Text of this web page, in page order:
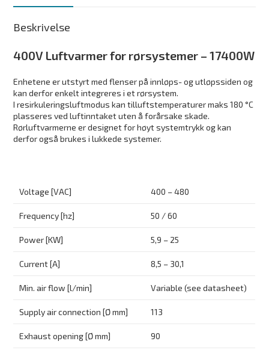
Beskrivelse
400V Luftvarmer for rørsystemer – 17400W
Enhetene er utstyrt med flenser på innløps- og utløpssiden og
kan derfor enkelt integreres i et rørsystem.
I resirkuleringsluftmodus kan tilluftstemperaturer maks 180 °C
plasseres ved luftinntaket uten å forårsake skade.
Rørluftvarmerne er designet for høyt systemtrykk og kan
derfor også brukes i lukkede systemer.
Voltage [VAC] 400 – 480
Frequency [hz] 50 / 60
Power [KW] 5,9 – 25
Current [A] 8,5 – 30,1
Min. air flow [l/min] Variable (see datasheet)
Supply air connection [Ø mm] 113
Exhaust opening [Ø mm] 90